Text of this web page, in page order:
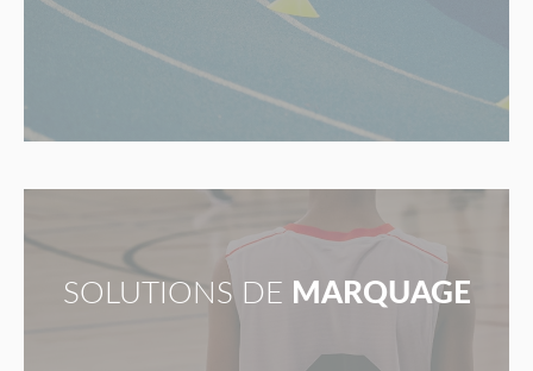
SOLUTIONS DE MARQUAGE